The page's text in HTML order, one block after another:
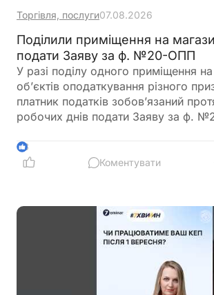
Торгівля, послуги07.08.2026
Поділили приміщення на
подати Заяву за ф. №20-ОПП
У разі поділу одного приміщення на
об’єктів оподаткування різного
платник податків зобов’язаний
робочих днів подати Заяву за ф.
інформацію про закриття
створення нових у різних рядках,
3
Коментувати